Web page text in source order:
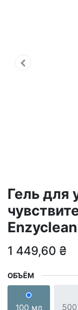
Гель для
Enzyclean
1 449,60 ₴
ОБЪЁМ
100 мл